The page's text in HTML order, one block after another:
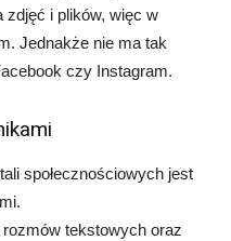
zdjęć i plików, więc w
Jednakże nie ma tak
czy Instagram.
społecznościowych jest
tekstowych oraz